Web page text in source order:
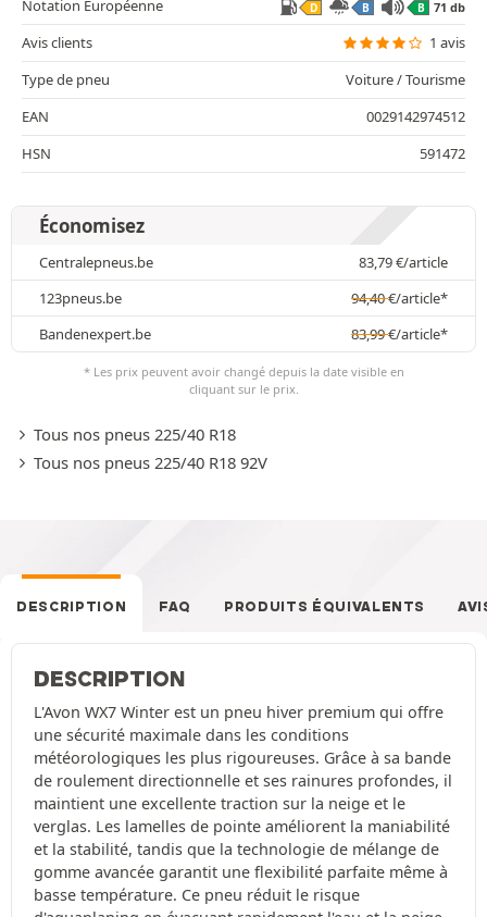
Notation Européenne
D B B 71 db
Avis clients
1 avis
Type de pneu
Voiture / Tourisme
EAN
0029142974512
HSN
591472
Économisez
Centralepneus.be 83,79€/article
123pneus.be
94,40€/article*
Bandenexpert.be
83,99€/article*
* Les prix peuvent avoir changé depuis la date visible en
cliquant sur le prix.
Tous nos pneus 225/40 R18
Tous nos pneus 225/40 R18 92V
DESCRIPTION FAQ PRODUITS ÉQUIVALENTS
DESCRIPTION
L'Avon WX7 Winter est un pneu hiver premium qui offre
une sécurité maximale dans les conditions
météorologiques les plus rigoureuses. Grâce à sa bande
de roulement directionnelle et ses rainures profondes, il
maintient une excellente traction sur la neige et le
verglas. Les lamelles de pointe améliorent la maniabilité
et la stabilité, tandis que la technologie de mélange de
gomme avancée garantit une flexibilité parfaite même à
basse température. Ce pneu réduit le risque